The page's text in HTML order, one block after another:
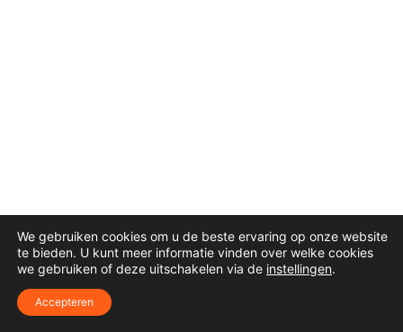
We gebruiken cookies om u de beste ervaring op onze website
te bieden. U kunt meer informatie vinden over welke cookies
we gebruiken of deze uitschakelen via de instellingen.
Accepteren